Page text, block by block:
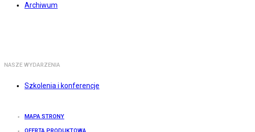
Archiwum
NASZE WYDARZENIA
Szkolenia i konferencje
MAPA STRONY